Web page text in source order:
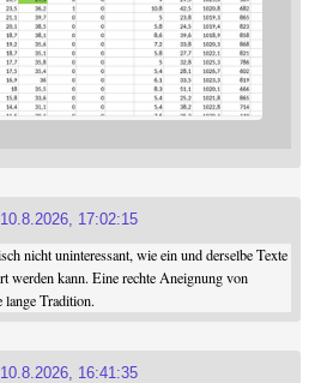
10.8.2026, 17:02:15
nicht uninteressant, wie ein und derselbe Texte
werden kann. Eine rechte Aneignung von
Tradition.
10.8.2026, 16:41:35